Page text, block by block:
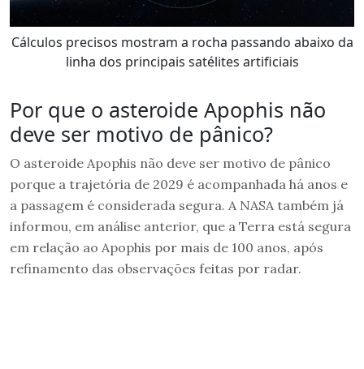
Cálculos precisos mostram a rocha passando abaixo da
linha dos principais satélites artificiais
Por que o asteroide Apophis não
deve ser motivo de pânico?
O asteroide Apophis não deve ser motivo de pânico
porque a trajetória de 2029 é acompanhada há anos e
a passagem é considerada segura. A NASA também já
informou, em análise anterior, que a Terra está segura
em relação ao Apophis por mais de 100 anos, após
refinamento das observações feitas por radar.